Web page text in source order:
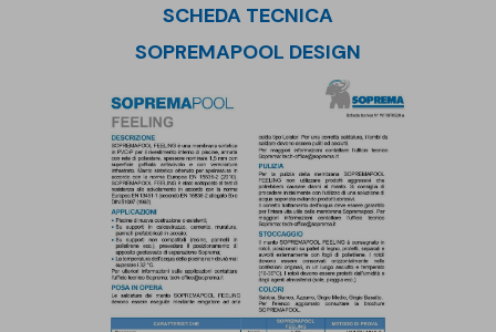
SCHEDA TECNICA
SOPREMAPOOL DESIGN